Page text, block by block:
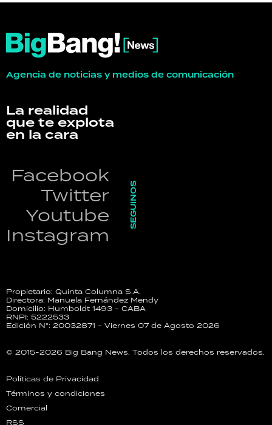
Agencia de noticias y medios de comunicación
La realidad
que te explota
en la cara
Facebook
Twitter
Youtube
Instagram
SEGUINOS
Propietario: Quinta Columna S.A.
Directora: Manuela Fernández Mendy
Domicilio: Humboldt 1493 - CABA
RNPI: 5222533
Edición N°: 20032871 - Viernes 07 de Agosto 2026
© 2015-2026 Big Bang News. Todos los derechos reservados.
Políticas de Privacidad
Términos y condiciones
Comercial
RSS